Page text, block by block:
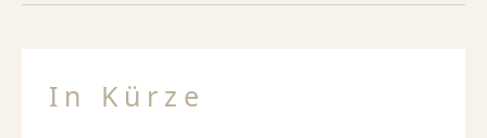
In Kürze